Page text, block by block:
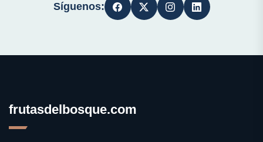
Síguenos:
frutasdelbosque.com